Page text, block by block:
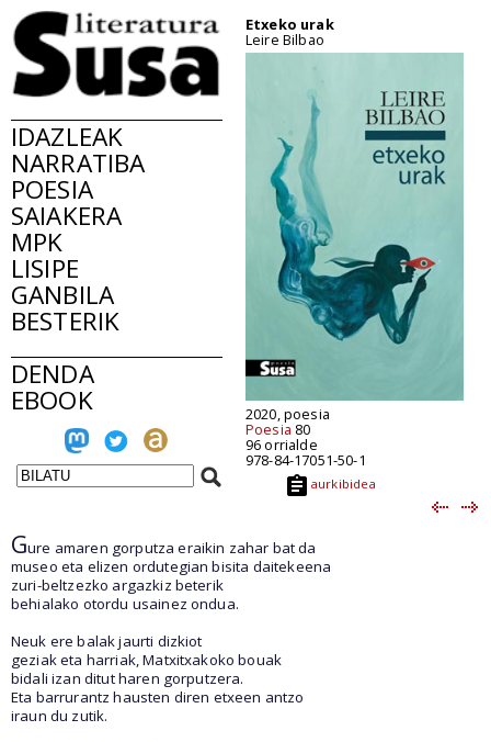
IDAZLEAK
NARRATIBA
POESIA
SAIAKERA
MPK
LISIPE
GANBILA
BESTERIK
DENDA
EBOOK
Etxeko urak
Leire Bilbao
2020, poesia
Poesia 80
96 orrialde
978-84-17051-50-1
aurkibidea
Gure amaren gorputza eraikin zahar bat da
museo eta elizen ordutegian bisita daitekeena
zuri-beltzezko argazkiz beterik
behialako otordu usainez ondua.
Neuk ere balak jaurti dizkiot
geziak eta harriak, Matxitxakoko bouak
bidali izan ditut haren gorputzera.
Eta barrurantz hausten diren etxeen antzo
iraun du zutik.